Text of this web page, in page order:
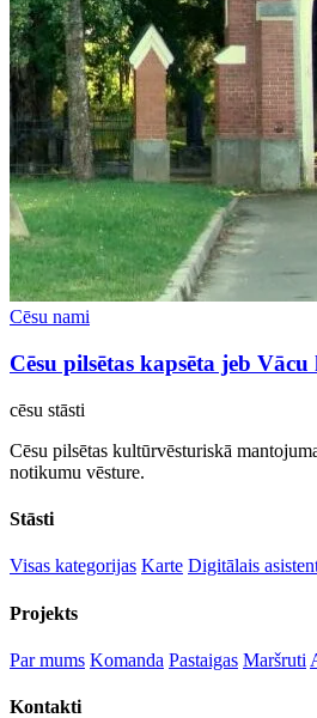
Cēsu nami
Cēsu pilsētas kapsēta jeb
cēsu stāsti
Cēsu pilsētas kultūrvēsturiskā
notikumu vēsture.
Stāsti
Visas kategorijas Karte Digitālais
Projekts
Par mums Komanda Pastaigas Maršruti
Kontakti